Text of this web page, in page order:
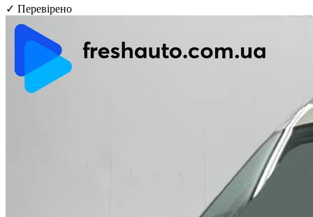
✓ Перевірено